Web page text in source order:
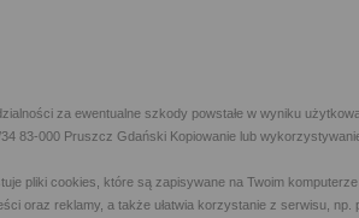
za ewentualne szkody powstałe w wyniku
83-000 Pruszcz Gdański Kopiowanie lub
pliki cookies, które są zapisywane na Twoim
oraz reklamy, a także ułatwia korzystanie z serwisu,